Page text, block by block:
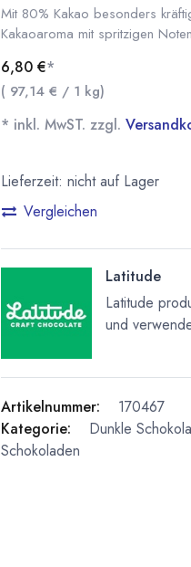
Mit 80% Kakao besonders
Kakaoaroma mit spritzigen
6,80 €*
( 97,14 € / 1 kg)
* inkl. MwST. zzgl.
Lieferzeit: nicht auf Lager
Vergleichen
Latitude
Latitude
und
Artikelnummer:
170467
Kategorie:
Dunkle
Schokoladen